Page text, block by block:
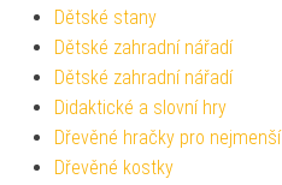
Dětské stany
Dětské zahradní nářadí
Dětské zahradní nářadí
Didaktické a slovní hry
Dřevěné hračky pro nejmenší
Dřevěné kostky